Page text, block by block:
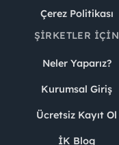
Çerez Politikası
ŞIRKETLER İÇIN
Neler Yaparız?
Kurumsal Giriş
Ücretsiz Kayıt Ol
İK Blog